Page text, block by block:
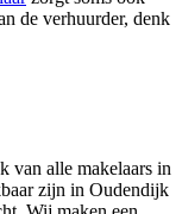
de verhuurder, denk
van alle makelaars in
zijn in Oudendijk